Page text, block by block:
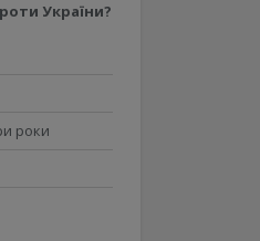
України?
роки